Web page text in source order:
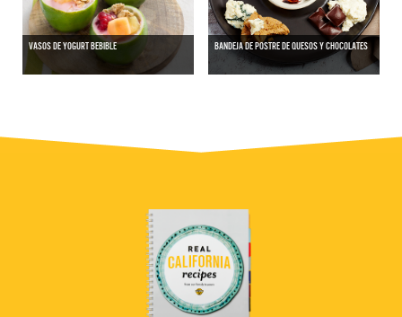
VASOS DE YOGURT BEBIBLE BANDEJA DE POSTRE DE QUESOS Y CHOCOLATES